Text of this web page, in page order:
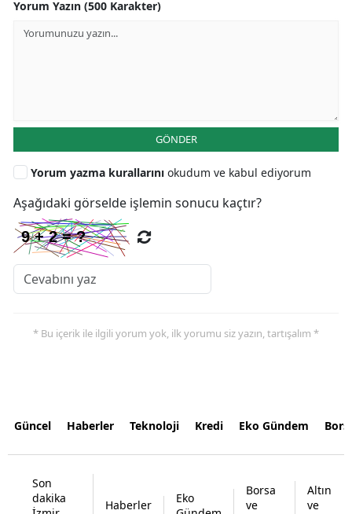
Yorum Yazın (500 Karakter)
GÖNDER
Yorum yazma kurallarını okudum ve kabul ediyorum
Aşağıdaki görselde işlemin sonucu kaçtır?
* Bu içerik ile ilgili yorum yok, ilk yorumu siz yazın, tartışalım *
Güncel Haberler Teknoloji Kredi Eko Gündem
Son
dakika
Haberler
Eko
Borsa
ve
Altın
ve